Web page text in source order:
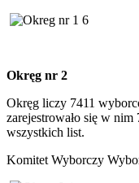
Okręg nr 2
Okręg liczy 7411
zarejestrowało się w
wszystkich list.
Komitet Wyborczy